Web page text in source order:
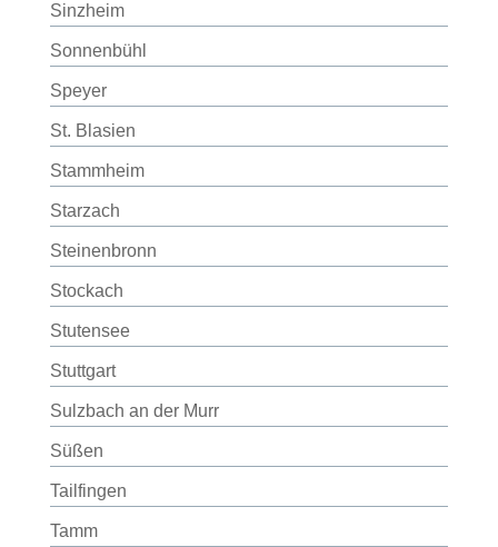
Sinzheim
Sonnenbühl
Speyer
St. Blasien
Stammheim
Starzach
Steinenbronn
Stockach
Stutensee
Stuttgart
Sulzbach an der Murr
Süßen
Tailfingen
Tamm